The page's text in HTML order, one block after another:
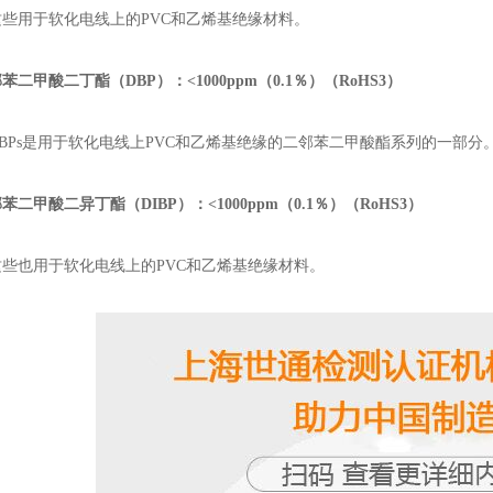
用于软化电线上的PVC和乙烯基绝缘材料。
二甲酸二丁酯（DBP）：<1000ppm（0.1％）（RoHS3）
是用于软化电线上PVC和乙烯基绝缘的二邻苯二甲酸酯系列的一部分
二甲酸二异丁酯（DIBP）：<1000ppm（0.1％）（RoHS3）
也用于软化电线上的PVC和乙烯基绝缘材料。